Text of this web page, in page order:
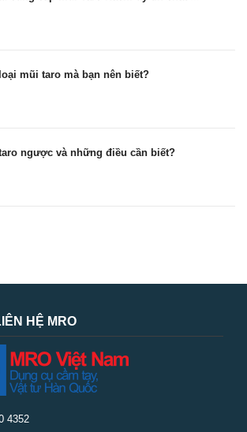
mũi taro mà bạn nên biết?
ngược và những điều cần biết?
HỆ MRO
4352